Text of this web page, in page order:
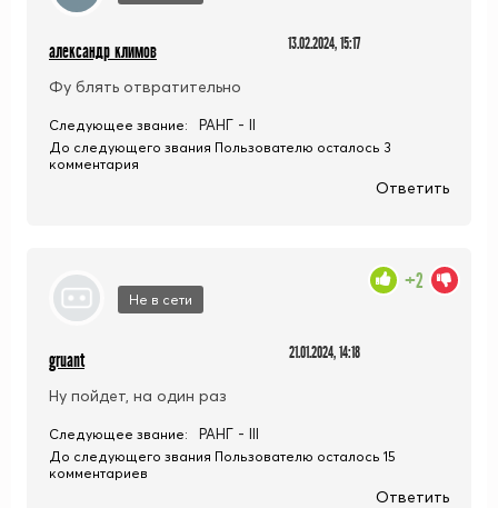
александр климов 13.02.2024, 15:17
Фу блять отвратительно
Следующее звание: РАНГ - II
До следующего звания Пользователю осталось 3
комментария
Ответить
Не в сети
gruant 21.01.2024, 14:18
Ну пойдет, на один раз
+2
Следующее звание: РАНГ - III
До следующего звания Пользователю осталось 15
комментариев
Ответить